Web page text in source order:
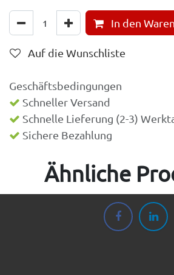
In den
Auf die Wunschliste
Geschäftsbedingungen
Schneller Versand
Schnelle Lieferung (2-3)
Sichere Bezahlung
Ähnliche